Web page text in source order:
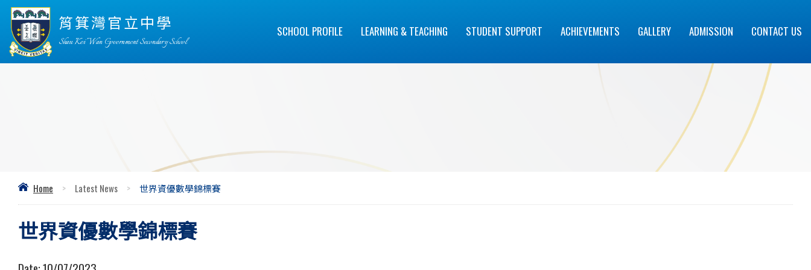
筲箕灣官立中學
Shau Kei Wan Government Secondary School
SCHOOL PROFILE LEARNING & TEACHING STUDENT SUPPORT ACHIEVEMENTS GALLERY ADMISSION CONTACT US
Home > Latest News > 世界資優數學錦標賽
世界資優數學錦標賽